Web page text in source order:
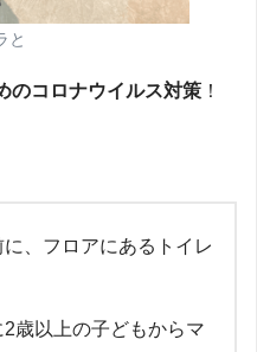
と
のコロナウイルス対策 ！
、フロアにあるトイレ
歳以上の子どもからマ